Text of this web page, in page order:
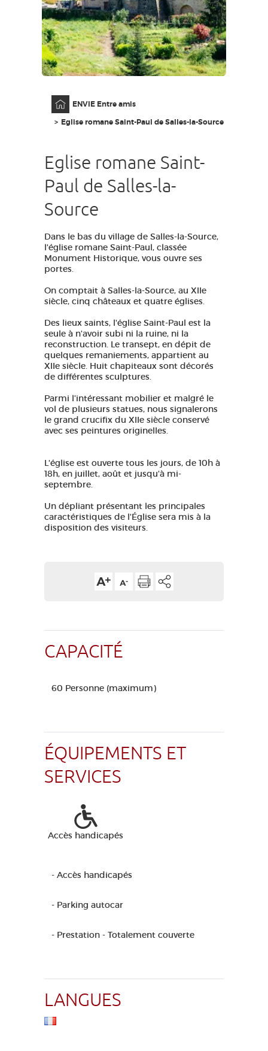
MA SÉLECTION
FR
ENVIE Entre amis
Eglise romane Saint-Paul de Salles-la-Source
Eglise romane Saint-
Paul de Salles-la-
Source
Dans le bas du village de Salles-la-Source,
l'église romane Saint-Paul, classée
Monument Historique, vous ouvre ses
portes.
On comptait à Salles-la-Source, au XIIe
siècle, cinq châteaux et quatre églises.
Des lieux saints, l'église Saint-Paul est la
seule à n'avoir subi ni la ruine, ni la
reconstruction. Le transept, en dépit de
quelques remaniements, appartient au
XIIe siècle. Huit chapiteaux sont décorés
de différentes sculptures.
Parmi l'intéressant mobilier et malgré le
vol de plusieurs statues, nous signalerons
le grand crucifix du XIIe siècle conservé
avec ses peintures originelles.
L'église est ouverte tous les jours, de 10h à
18h, en juillet, août et jusqu'à mi-
septembre.
Un dépliant présentant les principales
caractéristiques de l'Église sera mis à la
disposition des visiteurs.
CAPACITÉ
60 Personne (maximum)
ÉQUIPEMENTS ET
SERVICES
Accès handicapés
- Accès handicapés
- Parking autocar
- Prestation - Totalement couverte
LANGUES